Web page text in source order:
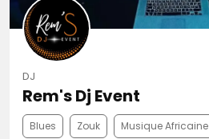
DJ
Rem's Dj Event
Blues Zouk Musique Africaine